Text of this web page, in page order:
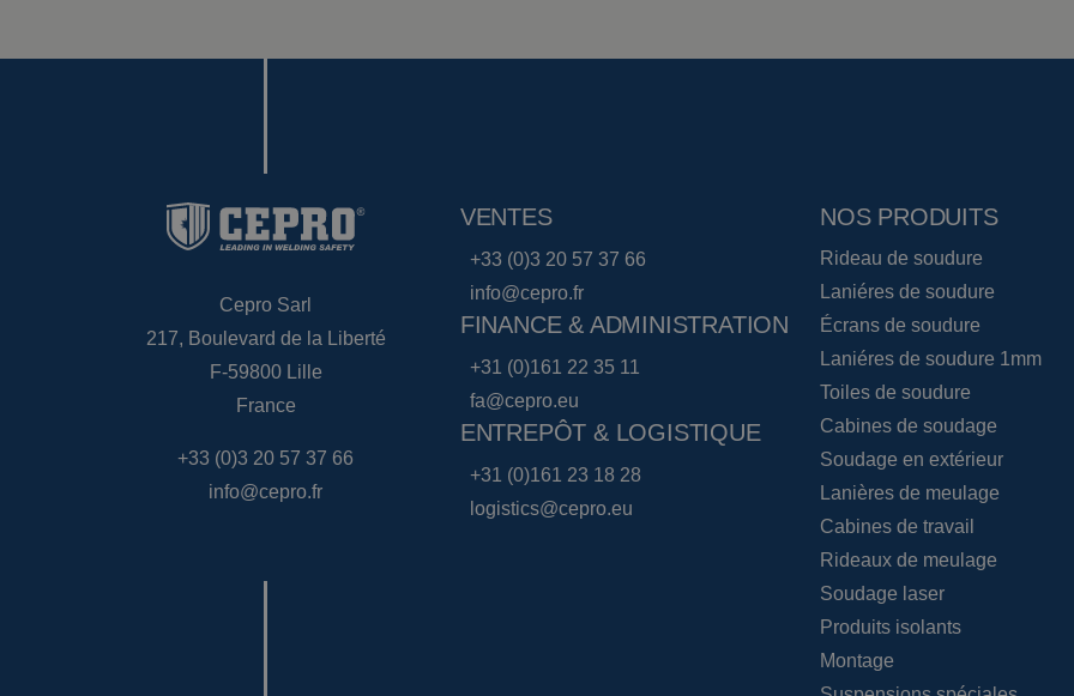
Cepro Sarl
217, Boulevard de la Liberté
F-59800 Lille
France
+33 (0)3 20 57 37 66
info@cepro.fr
VENTES
+33 (0)3 20 57 37 66
info@cepro.fr
FINANCE & ADMINISTRATION
+31 (0)161 22 35 11
fa@cepro.eu
ENTREPÔT & LOGISTIQUE
+31 (0)161 23 18 28
logistics@cepro.eu
NOS PRODUITS
Rideau de soudure
Laniéres de soudure
Écrans de soudure
Laniéres de soudure 1mm
Toiles de soudure
Cabines de soudage
Soudage en extérieur
Lanières de meulage
Cabines de travail
Rideaux de meulage
Soudage laser
Produits isolants
Montage